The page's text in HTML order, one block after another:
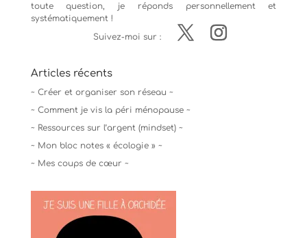
toute question, je réponds personnellement et
systématiquement !
Suivez-moi sur :
Articles récents
~ Créer et organiser son réseau ~
~ Comment je vis la péri ménopause ~
~ Ressources sur l’argent (mindset) ~
~ Mon bloc notes « écologie » ~
~ Mes coups de cœur ~